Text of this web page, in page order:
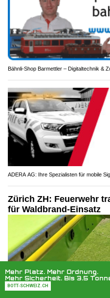
Bähnli-Shop Barmettler – Digitaltechnik &
ADERA AG: Ihre Spezialisten für mobile
Zürich ZH: Feuerwehr
für Waldbrand-Einsatz